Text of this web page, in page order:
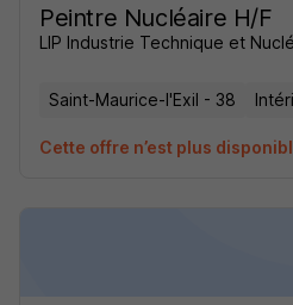
Peintre Nucléaire H/F
LIP Industrie Technique et
Saint-Maurice-l'Exil - 38
Cette offre n’est plus